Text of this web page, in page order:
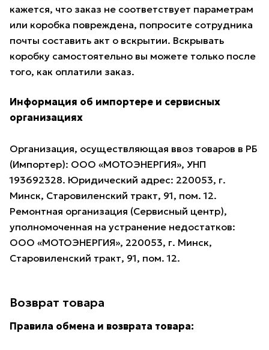
кажется, что заказ не соответствует параметрам
или коробка повреждена, попросите сотрудника
почты составить акт о вскрытии. Вскрывать
коробку самостоятельно вы можете только после
того, как оплатили заказ.
Информация об импортере и сервисных
организациях
Организация, осуществляющая ввоз товаров в РБ
(Импортер): ООО «МОТОЭНЕРГИЯ», УНП
193692328. Юридический адрес: 220053, г.
Минск, Старовиленский тракт, 91, пом. 12.
Ремонтная организация (Сервисный центр),
уполномоченная на устранение недостатков:
ООО «МОТОЭНЕРГИЯ», 220053, г. Минск,
Старовиленский тракт, 91, пом. 12.
Возврат товара
Правила обмена и возврата товара: